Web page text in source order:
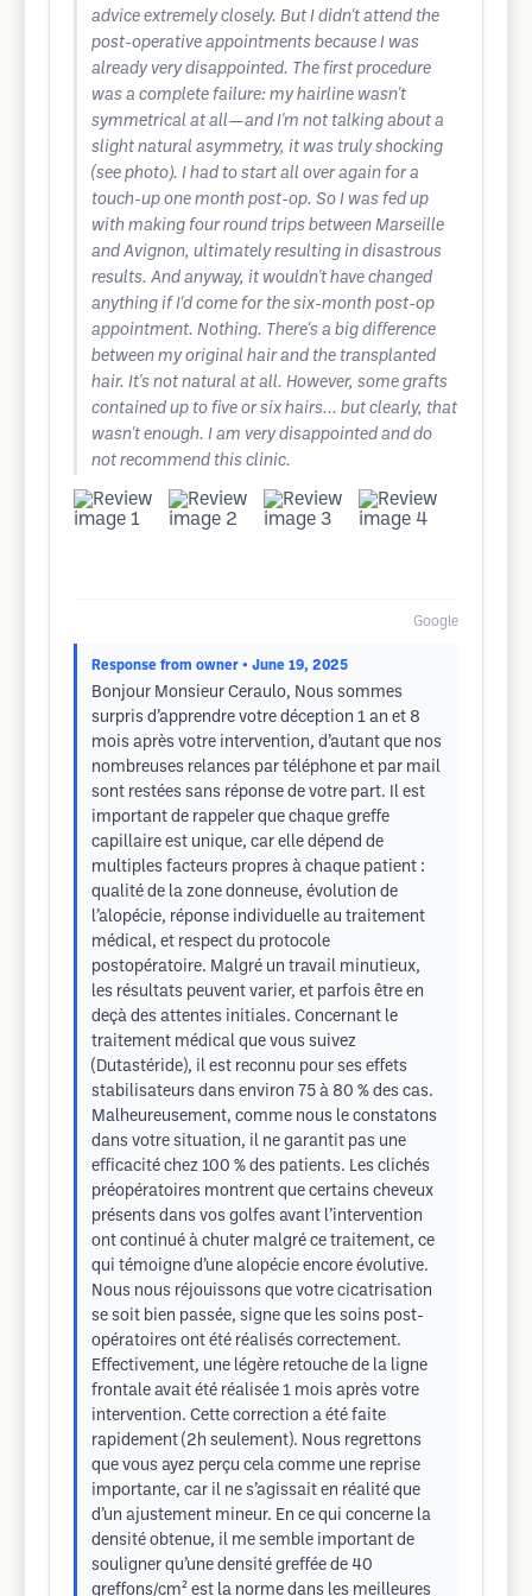
advice extremely closely. But I didn't attend the
post-operative appointments because I was
already very disappointed. The first procedure
was a complete failure: my hairline wasn't
symmetrical at all—and I'm not talking about a
slight natural asymmetry, it was truly shocking
(see photo). I had to start all over again for a
touch-up one month post-op. So I was fed up
with making four round trips between Marseille
and Avignon, ultimately resulting in disastrous
results. And anyway, it wouldn't have changed
anything if I'd come for the six-month post-op
appointment. Nothing. There's a big difference
between my original hair and the transplanted
hair. It's not natural at all. However, some grafts
contained up to five or six hairs... but clearly, that
wasn't enough. I am very disappointed and do
not recommend this clinic.
Google
Response from owner • June 19, 2025
Bonjour Monsieur Ceraulo, Nous sommes
surpris d’apprendre votre déception 1 an et 8
mois après votre intervention, d’autant que nos
nombreuses relances par téléphone et par mail
sont restées sans réponse de votre part. Il est
important de rappeler que chaque greffe
capillaire est unique, car elle dépend de
multiples facteurs propres à chaque patient :
qualité de la zone donneuse, évolution de
l’alopécie, réponse individuelle au traitement
médical, et respect du protocole
postopératoire. Malgré un travail minutieux,
les résultats peuvent varier, et parfois être en
deçà des attentes initiales. Concernant le
traitement médical que vous suivez
(Dutastéride), il est reconnu pour ses effets
stabilisateurs dans environ 75 à 80 % des cas.
Malheureusement, comme nous le constatons
dans votre situation, il ne garantit pas une
efficacité chez 100 % des patients. Les clichés
préopératoires montrent que certains cheveux
présents dans vos golfes avant l’intervention
ont continué à chuter malgré ce traitement, ce
qui témoigne d’une alopécie encore évolutive.
Nous nous réjouissons que votre cicatrisation
se soit bien passée, signe que les soins post-
opératoires ont été réalisés correctement.
Effectivement, une légère retouche de la ligne
frontale avait été réalisée 1 mois après votre
intervention. Cette correction a été faite
rapidement (2h seulement). Nous regrettons
que vous ayez perçu cela comme une reprise
importante, car il ne s’agissait en réalité que
d’un ajustement mineur. En ce qui concerne la
densité obtenue, il me semble important de
souligner qu’une densité greffée de 40
greffons/cm² est la norme dans les meilleures